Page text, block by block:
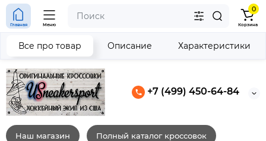
+7 (499) 450-64-84
Главная Меню
0
Корзина
Наш магазин Полный каталог кроссовок
Все про товар Описание Характеристики